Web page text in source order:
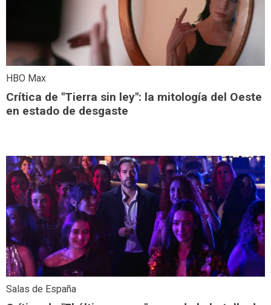
HBO Max
Crítica de "Tierra sin ley": la mitología del Oeste
en estado de desgaste
Salas de España